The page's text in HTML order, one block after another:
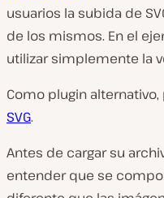
usuarios la subida de
de los mismos. En el
utilizar simplemente la
Como plugin
SVG.
Antes de cargar su
entender que se